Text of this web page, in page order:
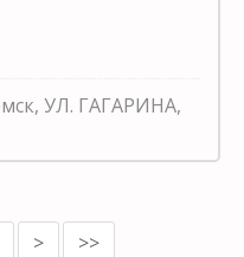
УЛ. ГАГАРИНА,
> >>